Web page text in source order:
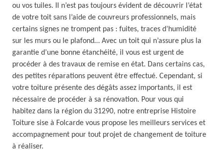
ou vos tuiles. Il n’est pas toujours évident de découvrir l’état
de votre toit sans l’aide de couvreurs professionnels, mais
certains signes ne trompent pas : fuites, traces d’humidité
sur les murs ou le plafond… Avec un toit qui n’assure plus la
garantie d’une bonne étanchéité, il vous est urgent de
procéder à des travaux de remise en état. Dans certains cas,
des petites réparations peuvent être effectué. Cependant, si
votre toiture présente des dégâts assez importants, il est
nécessaire de procéder à sa rénovation. Pour vous qui
habitez dans la région du 31290, notre entreprise Histoire
Toiture sise à Folcarde vous propose les meilleurs services et
accompagnement pour tout projet de changement de toiture
à réaliser.